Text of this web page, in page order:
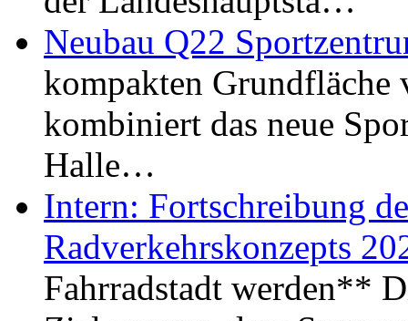
Neubau Q22
kompakten Grundfläche
kombiniert das neue
Halle…
Intern: Fortschreibung
Radverkehrskonzepts
Fahrradstadt werden**